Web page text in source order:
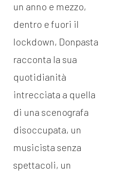
un anno e mezzo,
dentro e fuori il
lockdown, Donpasta
racconta la sua
quotidianità
intrecciata a quella
di una scenografa
disoccupata, un
musicista senza
spettacoli, un